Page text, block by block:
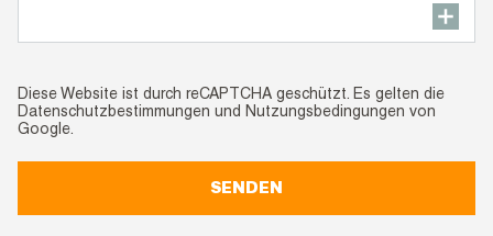
Diese Website ist durch reCAPTCHA geschützt. Es gelten die
Datenschutzbestimmungen und Nutzungsbedingungen von
Google.
SENDEN